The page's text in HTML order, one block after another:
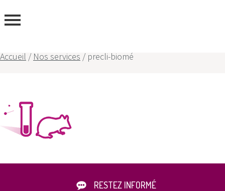
Accueil / Nos services / precli-biomé
RESTEZ INFORMÉ